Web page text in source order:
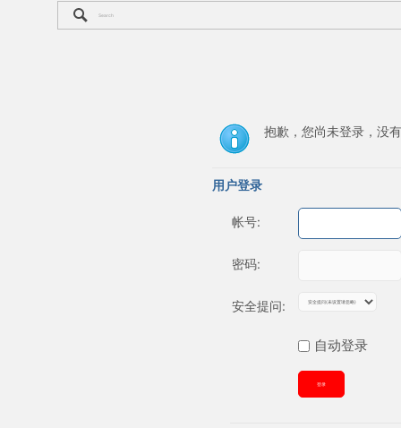
抱歉，您尚未登录，没
用户登录
帐号:
密码:
安全提问:
自动登录
登录